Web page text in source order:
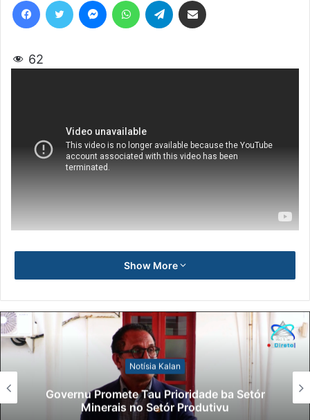
62
Show More
Notísia Kalan
Governu Promete Tau Prioridade ba Setór
Minerais no Setór Produtivu